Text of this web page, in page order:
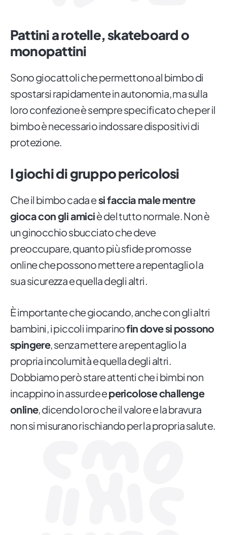
Pattini a rotelle, skateboard o
monopattini
Sono giocattoli che permettono al bimbo di
spostarsi rapidamente in autonomia, ma sulla
loro confezione è sempre specificato che per il
bimbo è necessario indossare dispositivi di
protezione.
I giochi di gruppo pericolosi
Che il bimbo cada esi faccia male mentre
gioca con gli amiciè del tutto normale. Non è
un ginocchio sbucciato che deve
preoccupare, quanto più sfide promosse
online che possono mettere a repentaglio la
sua sicurezza e quella degli altri.
È importante che giocando, anche con gli altri
bambini, i piccoli imparinofin dove si possono
spingere, senza mettere a repentaglio la
propria incolumità e quella degli altri.
Dobbiamo però stare attenti che i bimbi non
incappino in assurde epericolose challenge
online, dicendo loro che il valore e la bravura
non si misurano rischiando per la propria salute.